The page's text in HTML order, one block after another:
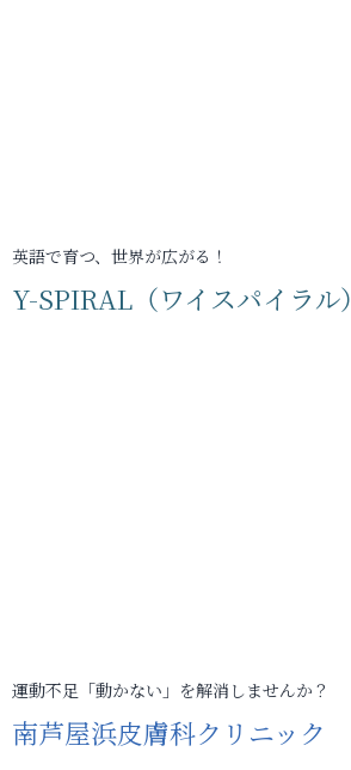
英語で育つ、世界が広がる！
Y-SPIRAL（ワイスパイラル）
運動不足「動かない」を解消しませんか？
南芦屋浜皮膚科クリニック